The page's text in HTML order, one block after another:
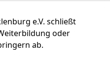
e.V. schließt
oder
ab.